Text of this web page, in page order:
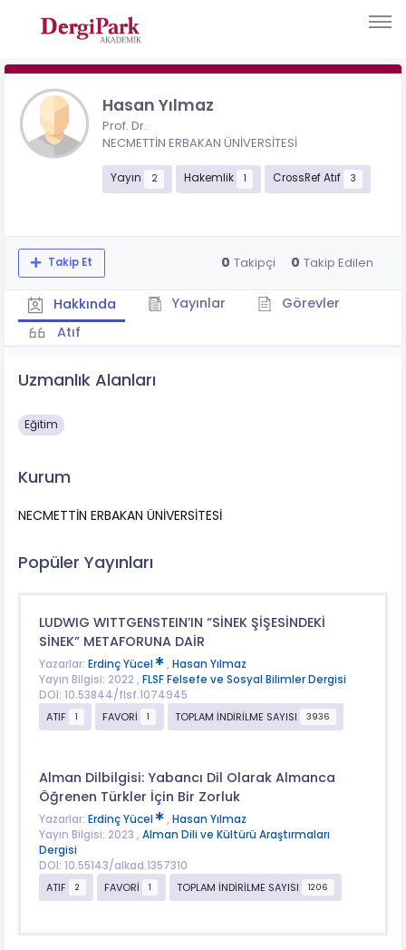
Hasan Yılmaz
Prof. Dr.
NECMETTİN ERBAKAN ÜNİVERSİTESİ
Yayın 2 Hakemlik 1 CrossRef Atıf 3
Takip Et 0 Takipçi 0 Takip Edilen
Hakkında Yayınlar
Görevler
Atıf
Uzmanlık Alanları
Eğitim
Kurum
NECMETTİN ERBAKAN ÜNİVERSİTESİ
Popüler Yayınları
LUDWIG WITTGENSTEIN’IN “SİNEK ŞİŞESİNDEKİ
SİNEK” METAFORUNA DAİR
Yazarlar: Erdinç Yücel , Hasan Yılmaz
Yayın Bilgisi: 2022 , FLSF Felsefe ve Sosyal Bilimler Dergisi
DOI: 10.53844/flsf.1074945
ATIF
1 FAVORİ 1 TOPLAM İNDİRİLME SAYISI 3936
Alman Dilbilgisi: Yabancı Dil Olarak Almanca
Öğrenen Türkler İçin Bir Zorluk
Yazarlar: Erdinç Yücel , Hasan Yılmaz
Yayın Bilgisi: 2023 , Alman Dili ve Kültürü Araştırmaları
Dergisi
DOI: 10.55143/alkad.1357310
ATIF
2 FAVORİ 1 TOPLAM İNDİRİLME SAYISI 1206